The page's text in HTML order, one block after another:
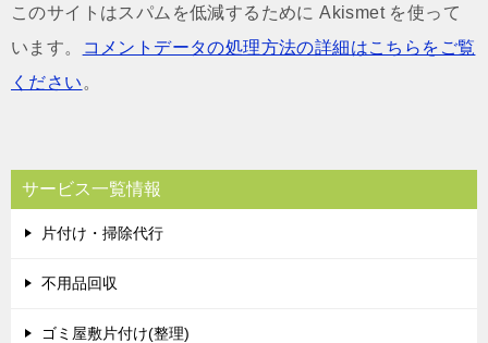
このサイトはスパムを低減するために Akismet を使って
います。
コメントデータの処理方法の詳細はこちらをご覧
ください 。
サービス一覧情報
片付け・掃除代行
不用品回収
ゴミ屋敷片付け(整理)